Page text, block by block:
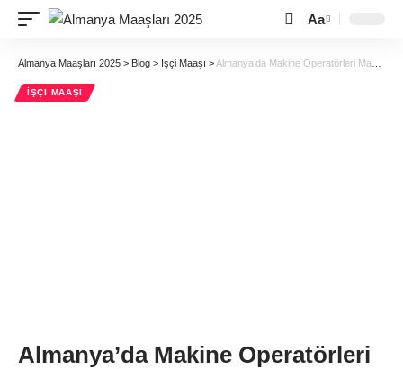
Aa
Almanya Maaşları 2025 > Blog > İşçi Maaşı >Almanya’da Makine Operatörleri Maaşları İşçi Seviyesinde
İŞÇI MAAŞI
Almanya’da Makine Operatörleri